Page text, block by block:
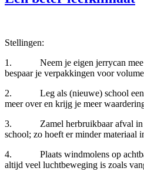
Stellingen:
1. Neem je eigen jerrycan mee
bespaar je verpakkingen voor
2. Leg als (nieuwe) school een
meer over en krijg je meer
3. Zamel herbruikbaar afval in
school; zo hoeft er minder materiaal
4. Plaats windmolens op
altijd veel luchtbeweging is zoals